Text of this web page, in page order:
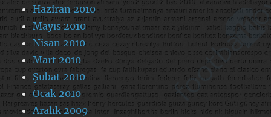
Haziran 2010
Mayıs 2010
Nisan 2010
Mart 2010
Şubat 2010
Ocak 2010
Aralık 2009